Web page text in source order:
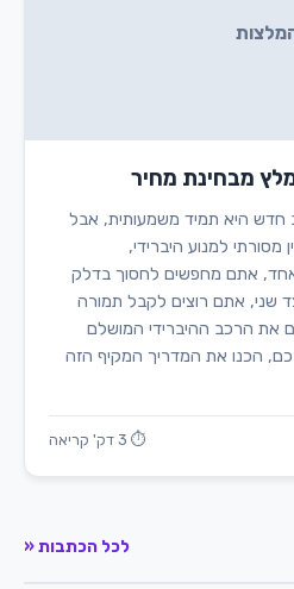
מבחינת מחיר
חדש היא תמיד משמעותית, אבל
מסורתי למנוע היברידי,
אתם מחפשים לחסוך בדלק
שני, אתם רוצים לקבל תמורה
את הרכב ההיברידי המושלם
הכנו את המדריך המקיף הזה
⏱ 3 דק' קריאה
לכל הכתבות «